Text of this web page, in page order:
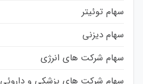
سهام توئیتر
سهام دیزنی
سهام شرکت های انرژی
سهام شرکت های پزشکی و داروئی